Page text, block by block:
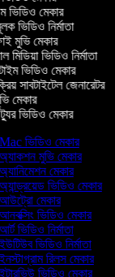
ভিডিও মেকার
ভিডিও নির্মাতা
মুভি মেকার
ভিডিও নির্মাতা
ভিডিও মেকার
সাবটাইটেল জেনারেটর
মেকার
ভিডিও মেকার
ভিডিও মেকার
মুভি মেকার
মেকার
ভিডিও মেকার
মেকার
ভিডিও মেকার
ভিডিও নির্মাতা
ভিডিও নির্মাতা
রিলস মেকার
ভিডিও মেকার